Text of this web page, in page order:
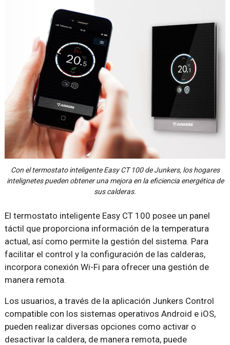
Con el termostato inteligente Easy CT 100 de Junkers, los hogares
intelignetes pueden obtener una mejora en la eficiencia energética de
sus calderas.
El termostato inteligente Easy CT 100 posee un panel
táctil que proporciona información de la temperatura
actual, así como permite la gestión del sistema. Para
facilitar el control y la configuración de las calderas,
incorpora conexión Wi-Fi para ofrecer una gestión de
manera remota.
Los usuarios, a través de la aplicación Junkers Control
compatible con los sistemas operativos Android e iOS,
pueden realizar diversas opciones como activar o
desactivar la caldera, de manera remota, puede